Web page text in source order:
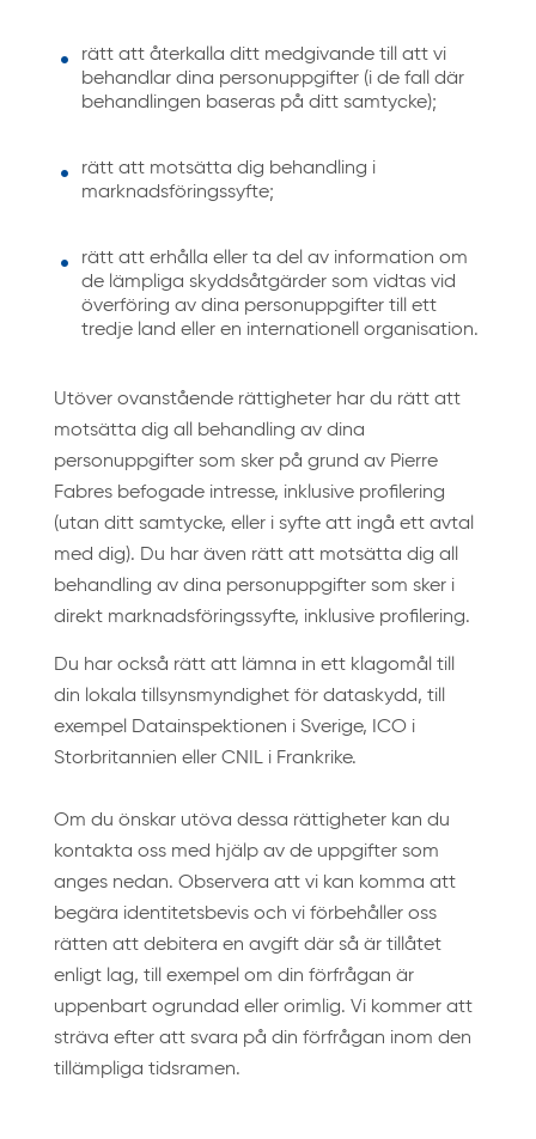
rätt att återkalla ditt medgivande till att vi
behandlar dina personuppgifter (i de fall där
behandlingen baseras på ditt samtycke);
rätt att motsätta dig behandling i
marknadsföringssyfte;
rätt att erhålla eller ta del av information om
de lämpliga skyddsåtgärder som vidtas vid
överföring av dina personuppgifter till ett
tredje land eller en internationell organisation.
Utöver ovanstående rättigheter har du rätt att
motsätta dig all behandling av dina
personuppgifter som sker på grund av Pierre
Fabres befogade intresse, inklusive profilering
(utan ditt samtycke, eller i syfte att ingå ett avtal
med dig). Du har även rätt att motsätta dig all
behandling av dina personuppgifter som sker i
direkt marknadsföringssyfte, inklusive profilering.
Du har också rätt att lämna in ett klagomål till
din lokala tillsynsmyndighet för dataskydd, till
exempel Datainspektionen i Sverige, ICO i
Storbritannien eller CNIL i Frankrike.
Om du önskar utöva dessa rättigheter kan du
kontakta oss med hjälp av de uppgifter som
anges nedan. Observera att vi kan komma att
begära identitetsbevis och vi förbehåller oss
rätten att debitera en avgift där så är tillåtet
enligt lag, till exempel om din förfrågan är
uppenbart ogrundad eller orimlig. Vi kommer att
sträva efter att svara på din förfrågan inom den
tillämpliga tidsramen.